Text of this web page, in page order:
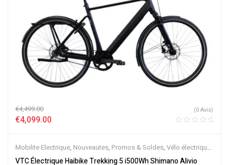
€4,499.00
€4,099.00
(0 Avis)
Mobilite Electrique, Nouveautes, Promos & Soldes, Vélo électrique
ville,Velos Electriques,VTC Electrique
VTC Électrique Haibike Trekking 5 i500Wh Shimano Alivio